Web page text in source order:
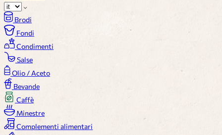
Brodi
Fondi
Condimenti
Salse
Olio / Aceto
Bevande
Caffè
Minestre
Complementi alimentari